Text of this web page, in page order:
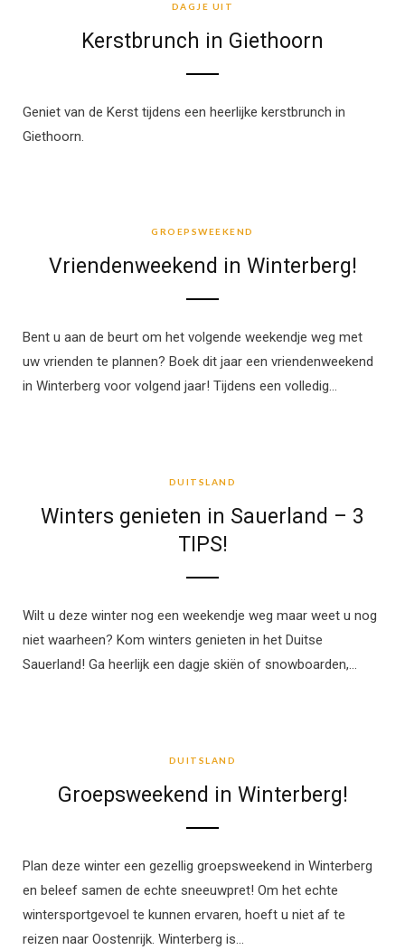
DAGJE UIT
Kerstbrunch in Giethoorn
Geniet van de Kerst tijdens een heerlijke kerstbrunch in
Giethoorn.
GROEPSWEEKEND
Vriendenweekend in Winterberg!
Bent u aan de beurt om het volgende weekendje weg met
uw vrienden te plannen? Boek dit jaar een vriendenweekend
in Winterberg voor volgend jaar! Tijdens een volledig…
DUITSLAND
Winters genieten in Sauerland – 3
TIPS!
Wilt u deze winter nog een weekendje weg maar weet u nog
niet waarheen? Kom winters genieten in het Duitse
Sauerland! Ga heerlijk een dagje skiën of snowboarden,…
DUITSLAND
Groepsweekend in Winterberg!
Plan deze winter een gezellig groepsweekend in Winterberg
en beleef samen de echte sneeuwpret! Om het echte
wintersportgevoel te kunnen ervaren, hoeft u niet af te
reizen naar Oostenrijk. Winterberg is…